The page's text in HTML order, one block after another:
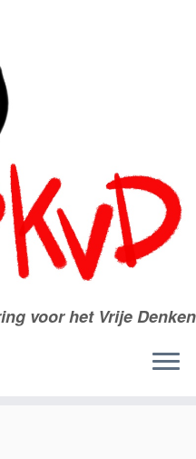
voor het Vrije Denken